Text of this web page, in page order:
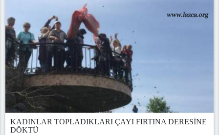
KADINLAR TOPLADIKLARI ÇAYI FIRTINA DERESİNE
DÖKTÜ